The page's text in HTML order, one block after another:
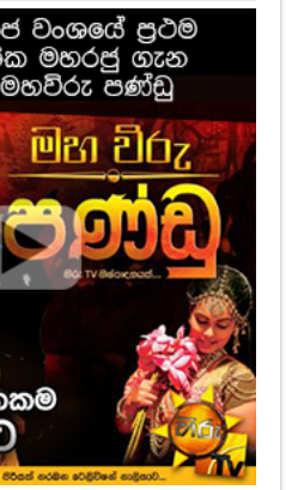
Gossip
HERE
HERE